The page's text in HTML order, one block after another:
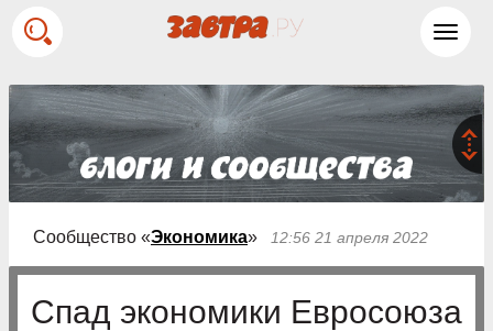
Сообщество «Экономика» 12:56 21 апреля 2022
Спад экономики Евросоюза